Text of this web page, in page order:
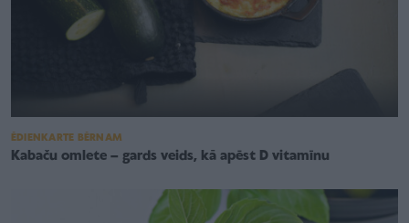
ĒDIENKARTE BĒRNAM
Kabaču omlete – gards veids, kā apēst D vitamīnu